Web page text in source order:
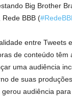
Big Brother
Rede BBB (
entre Tweets
de conteúdo
uma audiência
de suas
audiência